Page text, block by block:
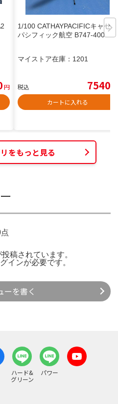
円
1/100 CATHAYPACIFICキャセイ
パシフィック航空 B747-400
マイストア在庫： 1201
税込 7540
カートに入れる
をもっと見る
稿されています。
インが必要です。
ーを書く
ハード&
グリーン
パワー